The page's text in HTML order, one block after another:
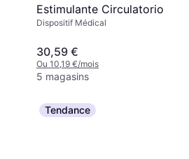
Estimulante Circulatorio
Dispositif Médical
30,59 €
Ou 10,19 €/mois
5 magasins
Tendance